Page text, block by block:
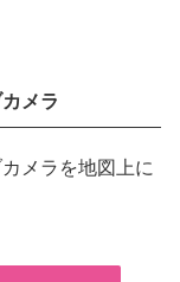
メラ
メラを地図上に